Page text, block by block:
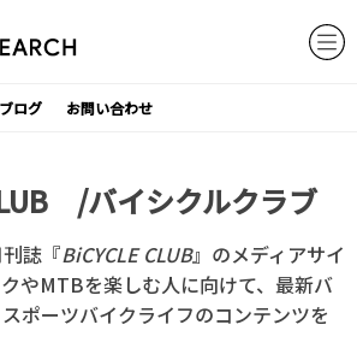
ブログ お問い合わせ
/バイシクルクラブ
誌『BiCYCLE CLUB』のメディアサイ
やMTBを楽しむ人に向けて、最新バ
ポーツバイクライフのコンテンツを